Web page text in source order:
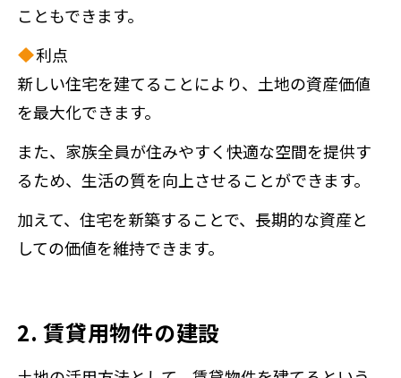
こともできます。
利点
新しい住宅を建てることにより、土地の資産価値
を最大化できます。
また、家族全員が住みやすく快適な空間を提供す
るため、生活の質を向上させることができます。
加えて、住宅を新築することで、長期的な資産と
しての価値を維持できます。
2. 賃貸用物件の建設